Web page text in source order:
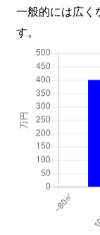
一般的には広く
す。